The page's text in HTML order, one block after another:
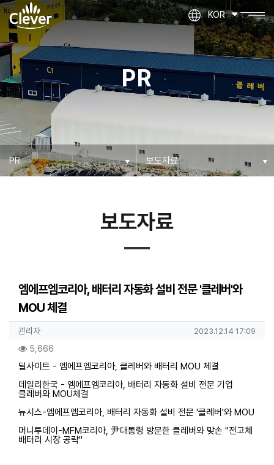
KOR
PR
보도자료
엠에프엠코리아, 배터리 자동화 설비 전문 '클레버'와
MOU 체결
작성자 정보
관리자작성 작성일
2023.12.14 17:09
컨텐츠 정보
5,666
본문딜사이트 - 엠에프엠코리아, 클레버와 배터리 MOU 체결
데일리한국 - 엠에프엠코리아, 배터리 자동화 설비 전문 기업
클레버와 MOU체결
뉴시스-엠에프엠코리아, 배터리 자동화 설비 전문 '클레버'와 MOU
머니투데이-MFM코리아, 尹대통령 방문한 클레버와 맞손 "전고체
배터리 시장 공략"